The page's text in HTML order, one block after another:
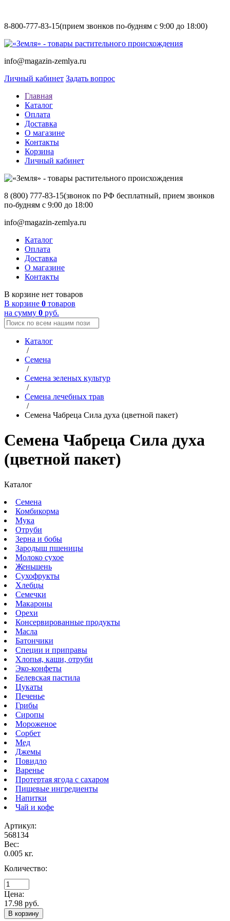
8-800-777-83-15(прием звонков по-будням с 9:00 до 18:00)
info@magazin-zemlya.ru
Личный кабинет Задать вопрос
Главная
Каталог
Оплата
Доставка
О магазине
Контакты
Корзина
Личный кабинет
8 (800) 777-83-15(звонок по РФ бесплатный, прием звонков
по-будням с 9:00 до 18:00
info@magazin-zemlya.ru
Каталог
Оплата
Доставка
О магазине
Контакты
В корзине нет товаров
В корзине 0 товаров
на сумму 0 руб.
Каталог
/
Семена
/
Семена зеленых культур
/
Семена лечебных трав
/
Семена Чабреца Сила духа (цветной пакет)
Семена Чабреца Сила духа
(цветной пакет)
Каталог
Семена
Комбикорма
Мука
Отруби
Зерна и бобы
Зародыш пшеницы
Молоко сухое
Женьшень
Сухофрукты
Хлебцы
Семечки
Макароны
Орехи
Консервированные продукты
Масла
Батончики
Специи и приправы
Хлопья, каши, отруби
Эко-конфеты
Белевская пастила
Цукаты
Печенье
Грибы
Сиропы
Мороженое
Сорбет
Мед
Джемы
Повидло
Варенье
Протертая ягода с сахаром
Пищевые ингредиенты
Напитки
Чай и кофе
Артикул:
568134
Вес:
0.005 кг.
Количество:
Цена:
17.98 руб.
В корзину